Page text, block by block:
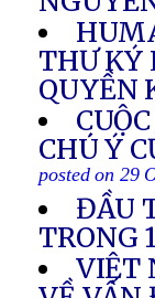
THƯ KÝ
QUYỀN
CHÚ Ý
posted on 29
ĐẦU
TRONG
VIỆT